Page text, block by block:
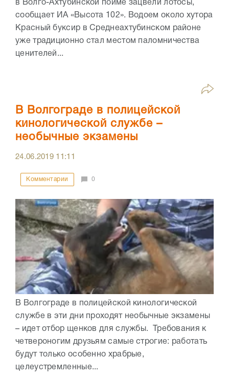
в Волго-Ахтубинской пойме зацвели лотосы,
сообщает ИА «Высота 102». Водоем около хутора
Красный буксир в Среднеахтубинском районе
уже традиционно стал местом паломничества
ценителей...
В Волгограде в полицейской
кинологической службе –
необычные экзамены
24.06.2019 11:11
Комментарии 0
В Волгограде в полицейской кинологической
службе в эти дни проходят необычные экзамены
– идет отбор щенков для службы. Требования к
четвероногим друзьям самые строгие: работать
будут только особенно храбрые,
целеустремленные...